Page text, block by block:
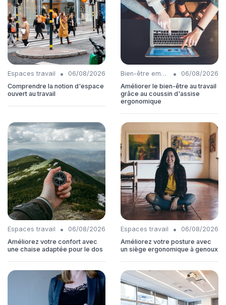
Espaces travail •
06/08/2026
Comprendre la notion d'espace
ouvert au travail
Bien-être employés •
06/08/2026
Améliorer le bien-être au travail
grâce au coussin d'assise
ergonomique
Espaces travail •
06/08/2026
Améliorez votre confort avec
une chaise adaptée pour le dos
Espaces travail •
06/08/2026
Améliorez votre posture avec
un siège ergonomique à genoux